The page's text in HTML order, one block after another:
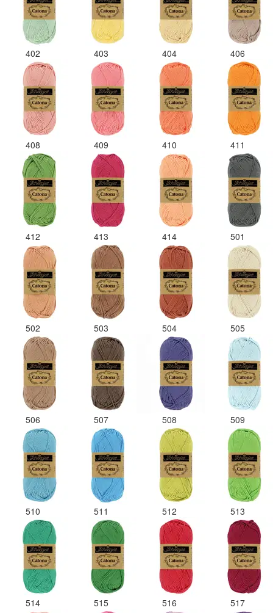
402 403 404 406
408 409 410 411
412 413 414 501
502 503 504 505
506 507 508 509
510 511 512 513
514 515 516 517